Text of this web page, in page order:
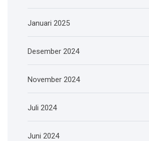
Januari 2025
Desember 2024
November 2024
Juli 2024
Juni 2024